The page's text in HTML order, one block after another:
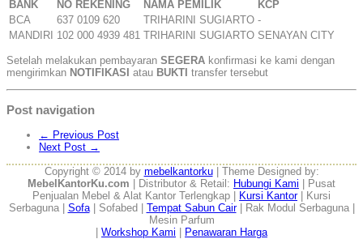
BANK NO REKENING NAMA PEMILIK
KCP
BCA
637 0109 620 TRIHARINI SUGIARTO -
MANDIRI 102 000 4939 481 TRIHARINI SUGIARTO SENAYAN CITY
Setelah melakukan pembayaran SEGERA konfirmasi ke kami dengan
mengirimkan NOTIFIKASI atau BUKTI transfer tersebut
Post navigation
← Previous Post
Next Post →
Copyright © 2014 by mebelkantorku| Theme Designed by:
MebelKantorKu.com | Distributor & Retail: Hubungi Kami | Pusat
Penjualan Mebel & Alat Kantor Terlengkap |
Kursi Kantor| Kursi
Serbaguna | Sofa| Sofabed | Tempat Sabun Cair| Rak Modul Serbaguna |
Mesin Parfum
Workshop Kami Penawaran Harga